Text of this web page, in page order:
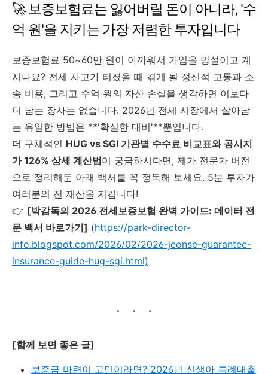
🚀 보증보험료는 잃어버릴 돈이 아니라, '수
억 원'을 지키는 가장 저렴한 투자입니다
보증보험료 50~60만 원이 아까워서 가입을 망설이고 계
시나요? 전세 사고가 터졌을 때 겪게 될 정신적 고통과 소
송 비용, 그리고 수억 원의 자산 손실을 생각하면 이보다
더 남는 장사는 없습니다. 2026년 전세 시장에서 살아남
는 유일한 방법은 **'확실한 대비'**뿐입니다.
더 구체적인 HUG vs SGI 기관별 수수료 비교표와 공시지
가 126% 상세 계산법이 궁금하시다면, 제가 전문가 버전
으로 정리해둔 아래 백서를 꼭 정독해 보세요. 5분 투자가
여러분의 전 재산을 지킵니다!
👉 [박감독의 2026 전세보증보험 완벽 가이드: 데이터 전
문 백서 바로가기] (https://park-director-
info.blogspot.com/2026/02/2026-jeonse-guarantee-
insurance-guide-hug-sgi.html)
[함께 보면 좋은 글]
보증금 마련이 고민이라면? 2026년 신생아 특례대출